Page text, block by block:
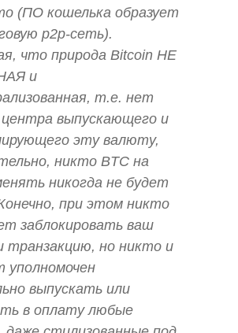
(ПО кошелька образует
p2p-сеть).
что природа Bitcoin НЕ
и
т.е. нет
центра выпускающего и
эту валюту,
никто BTC на
никогда не будет
при этом никто
заблокировать ваш
транзакцию, но никто и
уполномочен
выпускать или
в оплату любые